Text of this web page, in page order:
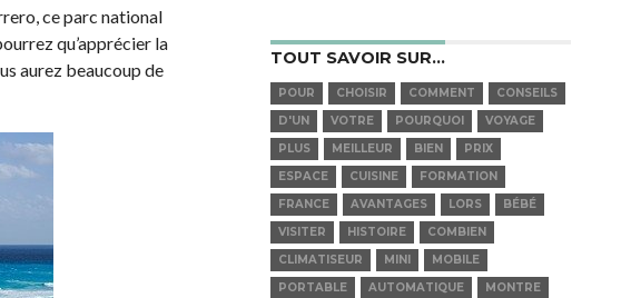
ce parc national
qu’apprécier la
aurez beaucoup de
TOUT SAVOIR SUR…
POUR CHOISIR COMMENT
CONSEILS
D'UN
VOTRE POURQUOI
VOYAGE
PLUS
MEILLEUR BIEN
PRIX
ESPACE
CUISINE
FORMATION
FRANCE
AVANTAGES LORS
BÉBÉ
VISITER
HISTOIRE
COMBIEN
CLIMATISEUR
MINI
MOBILE
PORTABLE
AUTOMATIQUE
MONTRE